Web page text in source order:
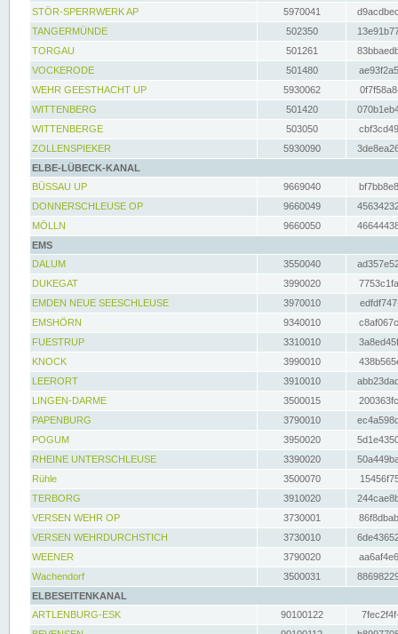
STÖR-SPERRWERK AP 5970041
TANGERMÜNDE
502350
TORGAU
501261
VOCKERODE
501480
WEHR GEESTHACHT UP
5930062
WITTENBERG
501420
WITTENBERGE
503050
ZOLLENSPIEKER
5930090
ELBE-LÜBECK-KANAL
BÜSSAU UP
9669040
DONNERSCHLEUSE OP
9660049
MÖLLN
9660050
EMS
DALUM
3550040
DUKEGAT
3990020
EMDEN NEUE SEESCHLEUSE
3970010
EMSHÖRN
9340010
FUESTRUP
3310010
KNOCK
3990010
LEERORT
3910010
LINGEN-DARME
3500015
PAPENBURG
3790010
POGUM
3950020
RHEINE UNTERSCHLEUSE
3390020
Rühle
3500070
TERBORG
3910020
VERSEN WEHR OP
3730001
VERSEN WEHRDURCHSTICH
3730010
WEENER
3790020
Wachendorf
3500031
ELBESEITENKANAL
ARTLENBURG-ESK
90100122